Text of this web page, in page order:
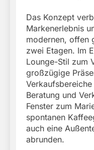
Das Konzept
Markenerlebnis
modernen, offen
zwei Etagen. Im
Lounge-Stil zum
großzügige
Beratung und
Fenster zum
spontanen
auch eine
abrunden.